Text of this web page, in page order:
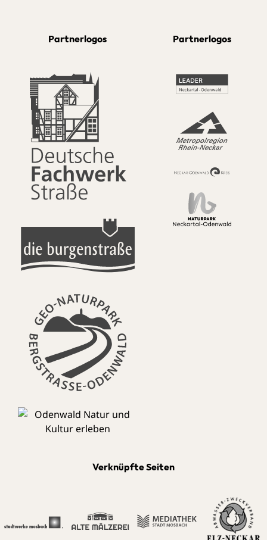
Partnerlogos Partnerlogos
Verknüpfte Seiten